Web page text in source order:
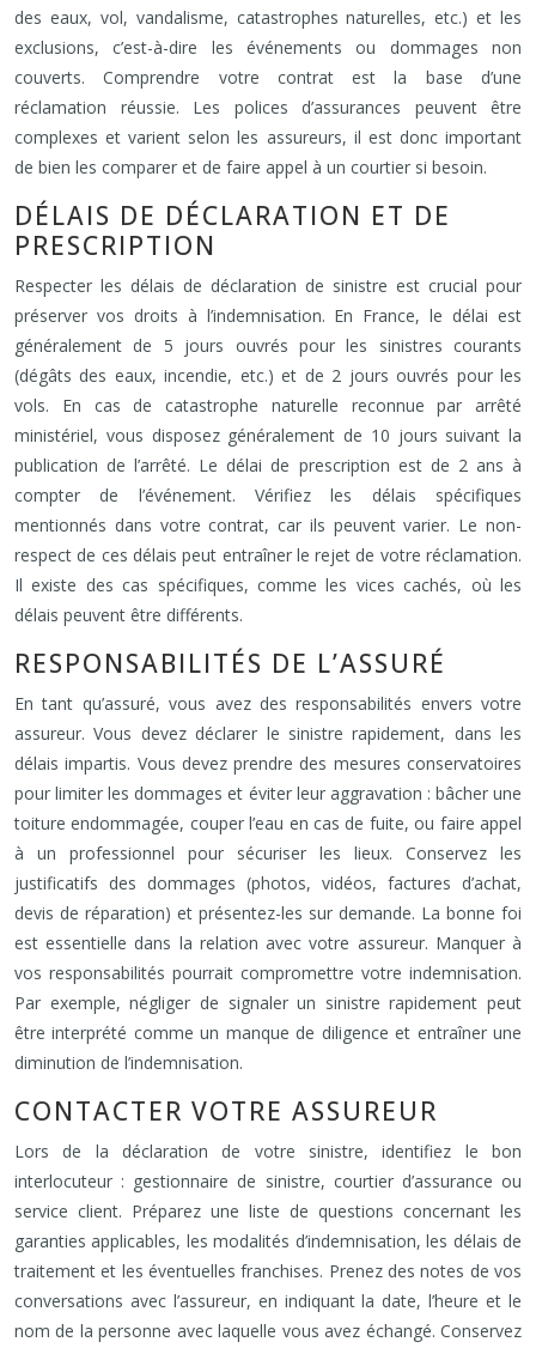
des eaux, vol, vandalisme, catastrophes naturelles, etc.) et les
exclusions, c’est-à-dire les événements ou dommages non
couverts. Comprendre votre contrat est la base d’une
réclamation réussie. Les polices d’assurances peuvent être
complexes et varient selon les assureurs, il est donc important
de bien les comparer et de faire appel à un courtier si besoin.
DÉLAIS DE DÉCLARATION ET DE
PRESCRIPTION
Respecter les délais de déclaration de sinistre est crucial pour
préserver vos droits à l’indemnisation. En France, le délai est
généralement de 5 jours ouvrés pour les sinistres courants
(dégâts des eaux, incendie, etc.) et de 2 jours ouvrés pour les
vols. En cas de catastrophe naturelle reconnue par arrêté
ministériel, vous disposez généralement de 10 jours suivant la
publication de l’arrêté. Le délai de prescription est de 2 ans à
compter de l’événement. Vérifiez les délais spécifiques
mentionnés dans votre contrat, car ils peuvent varier. Le non-
respect de ces délais peut entraîner le rejet de votre réclamation.
Il existe des cas spécifiques, comme les vices cachés, où les
délais peuvent être différents.
RESPONSABILITÉS DE L’ASSURÉ
En tant qu’assuré, vous avez des responsabilités envers votre
assureur. Vous devez déclarer le sinistre rapidement, dans les
délais impartis. Vous devez prendre des mesures conservatoires
pour limiter les dommages et éviter leur aggravation : bâcher une
toiture endommagée, couper l’eau en cas de fuite, ou faire appel
à un professionnel pour sécuriser les lieux. Conservez les
justificatifs des dommages (photos, vidéos, factures d’achat,
devis de réparation) et présentez-les sur demande. La bonne foi
est essentielle dans la relation avec votre assureur. Manquer à
vos responsabilités pourrait compromettre votre indemnisation.
Par exemple, négliger de signaler un sinistre rapidement peut
être interprété comme un manque de diligence et entraîner une
diminution de l’indemnisation.
CONTACTER VOTRE ASSUREUR
Lors de la déclaration de votre sinistre, identifiez le bon
interlocuteur : gestionnaire de sinistre, courtier d’assurance ou
service client. Préparez une liste de questions concernant les
garanties applicables, les modalités d’indemnisation, les délais de
traitement et les éventuelles franchises. Prenez des notes de vos
conversations avec l’assureur, en indiquant la date, l’heure et le
nom de la personne avec laquelle vous avez échangé. Conservez